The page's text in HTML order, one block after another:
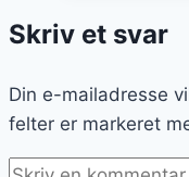
Skriv et svar
Din e-mailadresse
felter er markeret